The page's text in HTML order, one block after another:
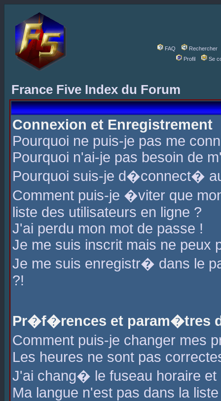
FAQ
Rechercher
Profil
Se
France Five Index du Forum
Connexion et Enregistrement
Pourquoi ne puis-je pas me
Pourquoi n'ai-je pas besoin de
Pourquoi suis-je d�connect�
Comment puis-je �viter que
liste des utilisateurs en ligne ?
J'ai perdu mon mot de passe !
Je me suis inscrit mais ne peux
Je me suis enregistr� dans le
?!
Pr�f�rences et param�tres
Comment puis-je changer mes
Les heures ne sont pas
J'ai chang� le fuseau horaire
Ma langue n'est pas dans la